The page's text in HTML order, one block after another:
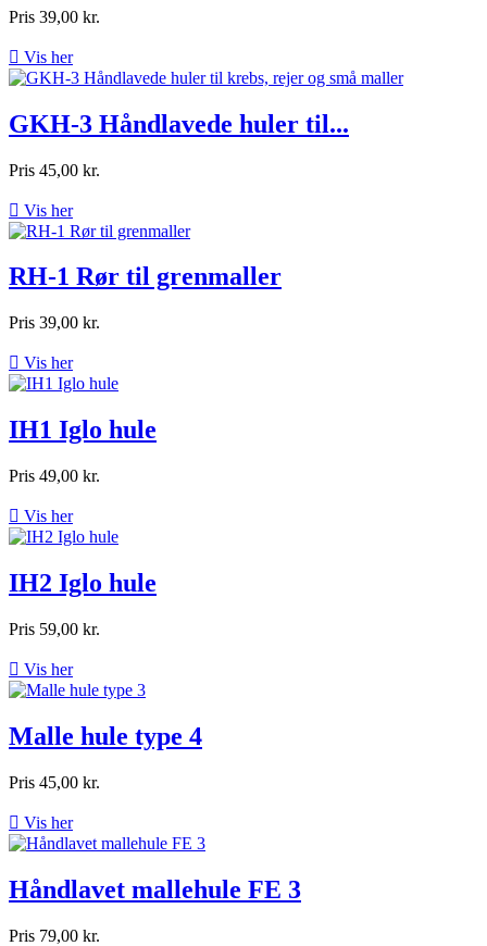
Pris 39,00 kr.
 Vis her
GKH-3 Håndlavede huler til...
Pris 45,00 kr.
 Vis her
RH-1 Rør til grenmaller
Pris 39,00 kr.
 Vis her
IH1 Iglo hule
Pris 49,00 kr.
 Vis her
IH2 Iglo hule
Pris 59,00 kr.
 Vis her
Malle hule type 4
Pris 45,00 kr.
 Vis her
Håndlavet mallehule FE 3
Pris 79,00 kr.